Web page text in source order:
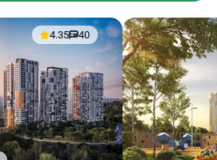
4.35 40